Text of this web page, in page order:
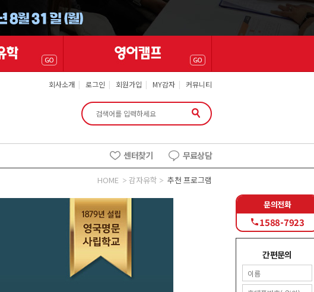
회사소개 | 로그인 | 회원가입 | MY감자 | 커뮤니티
무료상담
센터찾기
문의전화
1588-7923
간편문의
HOME 감자유학 추천 프로그램